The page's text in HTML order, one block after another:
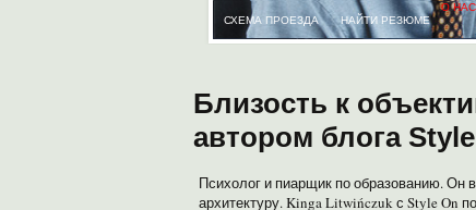
СХЕМА ПРОЕЗДА
О НАС
НАЙТИ РЕЗЮМЕ
Близость к
автором блога
Психолог и пиарщик по образованию. Он
архитектуру. Kinga Litwińczuk с Style On